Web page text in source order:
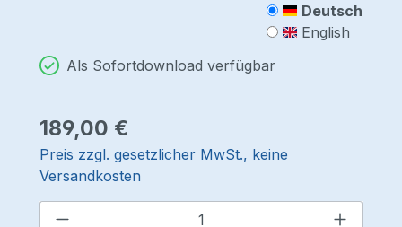
Deutsch
English
Als Sofortdownload verfügbar
Regulärer Preis:
189,00 €
Preis zzgl. gesetzlicher MwSt., keine
Versandkosten
Produkt Anzahl: Gib den